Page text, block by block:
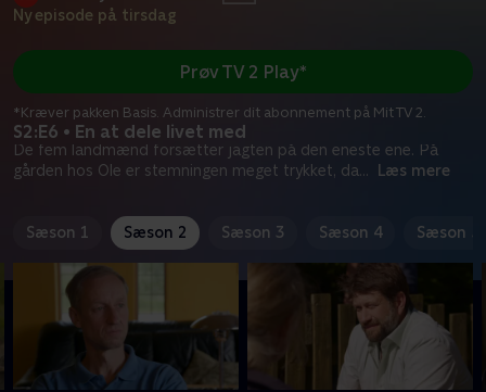
Ny episode på tirsdag
S2:E6 • En at dele livet med
De fem landmænd forsætter jagten på den eneste ene. På
gården hos Ole er stemningen meget trykket, da... Læs mere
Prøv TV 2 Play*
*Kræver pakken Basis. Administrer dit abonnement på Mit TV 2.
Sæson 1 Sæson 2 Sæson 3 Sæson 4 Sæson 5